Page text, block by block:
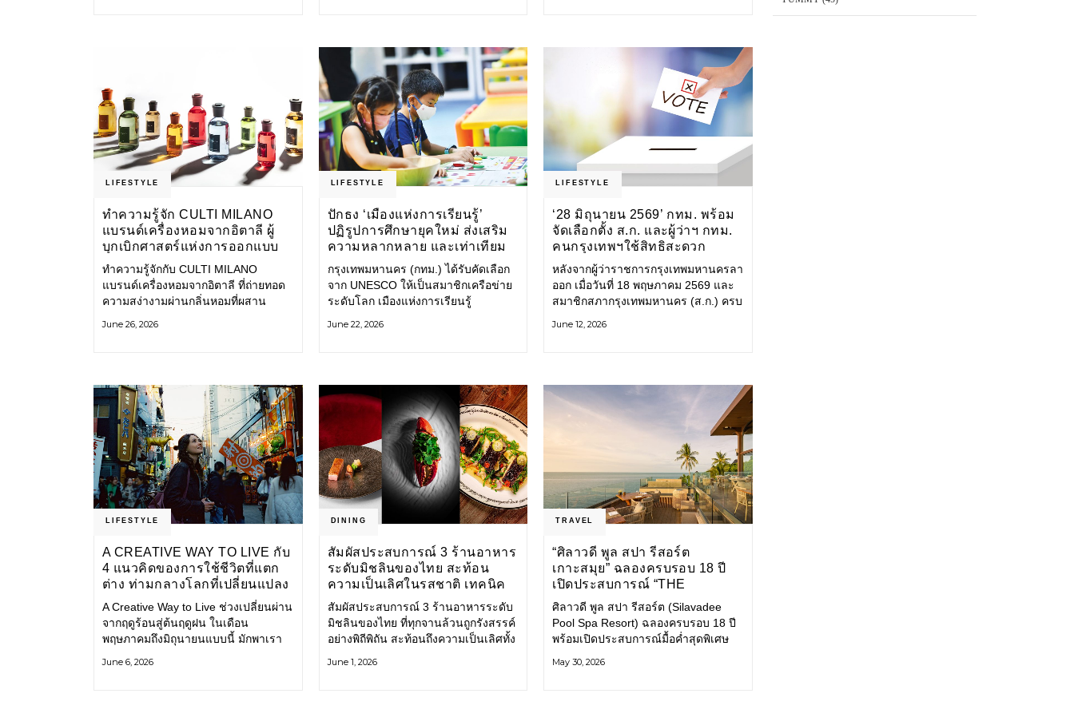
(กทม.) ยังวางแผนขยายกิจกรรมนี้ไปสู่
LIFESTYLE
ทำความรู้จัก CULTI MILANO
แบรนด์เครื่องหอมจากอิตาลี ผู้
บุกเบิกศาสตร์แห่งการออกแบบ
บรรยากาศด้วยกลิ่นหอม ผสาน
สไตล์อันโดดเด่นอย่างลงตัว
ทำความรู้จักกับ CULTI MILANO
แบรนด์เครื่องหอมจากอิตาลี ที่ถ่ายทอด
ความสง่างามผ่านกลิ่นหอมที่ผสาน
โดดเด่นไว้อย่างลงตัว CULTI MILANO
นกว่า 30 ปี
June 26, 2026
LIFESTYLE
ปักธง ‘เมืองแห่งการเรียนรู้’
ปฏิรูปการศึกษายุคใหม่ ส่งเสริม
ความหลากหลาย และเท่าเทียม
กรุงเทพมหานคร (กทม.) ได้รับคัดเลือก
จาก UNESCO ให้เป็นสมาชิกเครือข่าย
ระดับโลก เมืองแห่งการเรียนรู้
Learning Cities
June 22, 2026
LIFESTYLE
‘28 มิถุนายน 2569’ กทม. พร้อม
จัดเลือกตั้ง ส.ก. และผู้ว่าฯ กทม.
คนกรุงเทพฯใช้สิทธิสะดวก
ปลอดภัย โปร่งใส
หลังจากผู้ว่าราชการกรุงเทพมหานครลา
ออก เมื่อวันที่ 18 พฤษภาคม 2569 และ
สมาชิกสภากรุงเทพมหานคร (ส.ก.) ครบ
พฤษภาคม 2569 ตามพระราชบัญญัติ
June 12, 2026
LIFESTYLE
A CREATIVE WAY TO LIVE กับ
4 แนวคิดของการใช้ชีวิตที่แตก
ต่าง ท่ามกลางโลกที่เปลี่ยนแปลง
A Creative Way to Live ช่วงเปลี่ยนผ่าน
จากฤดูร้อนสู่ต้นฤดูฝน ในเดือน
พฤษภาคมถึงมิถุนายนแบบนี้ มักพาเรา
แสงแดดจากที่จัดจ้ากลับค่อย ๆ นุ่มนวล
June 6, 2026
DINING
สัมผัสประสบการณ์ 3 ร้านอาหาร
ระดับมิชลินของไทย สะท้อน
ความเป็นเลิศในรสชาติ เทคนิค
และศิลปะการปรุงอาหาร
สัมผัสประสบการณ์ 3 ร้านอาหารระดับ
มิชลินของไทย ที่ทุกจานล้วนถูกรังสรรค์
อย่างพิถีพิถัน สะท้อนถึงความเป็นเลิศทั้ง
อาหารอย่างแท้จริง KHAO SAN SEK
June 1, 2026
TRAVEL
“ศิลาวดี พูล สปา รีสอร์ต
เกาะสมุย” ฉลองครบรอบ 18 ปี
เปิดประสบการณ์ “THE
HEIGHT” โฉมใหม่ พร้อมเตรียม
ขยายพูลวิลล่าสุดหรู
ศิลาวดี พูล สปา รีสอร์ต (Silavadee
Pool Spa Resort) ฉลองครบรอบ 18 ปี
พร้อมเปิดประสบการณ์มื้อค่ำสุดพิเศษ
May 30, 2026